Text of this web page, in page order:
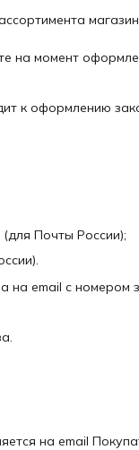
на момент
к оформлению
Почты России);
на email с номером
на email